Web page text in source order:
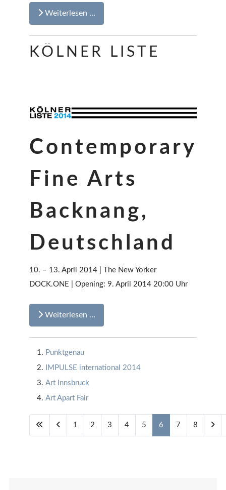
Weiterlesen …
KÖLNER LISTE
Contemporary
Fine Arts
Backnang,
Deutschland
10. – 13. April 2014 | The New Yorker
DOCK.ONE | Opening: 9. April 2014 20:00 Uhr
Weiterlesen …
Punktgenau
IMPULSE international 2014
Art Innsbruck
Art Apart Fair
Seite 6 von 8
1 2 3 4 5 6 7 8